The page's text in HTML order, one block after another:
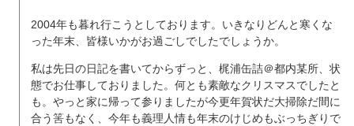
2004年も暮れ行こうとしております。いきなりどんと寒くな
った年末、皆様いかがお過ごしでしたでしょうか。
私は先日の日記を書いてからずっと、梶浦缶詰＠都内某所、状
態でお仕事しておりました。何とも素敵なクリスマスでしたと
も。やっと家に帰って参りましたが今更年賀状だ大掃除だ間に
合う筈もなく、今年も義理人情も年末のけじめもぶっちぎりで